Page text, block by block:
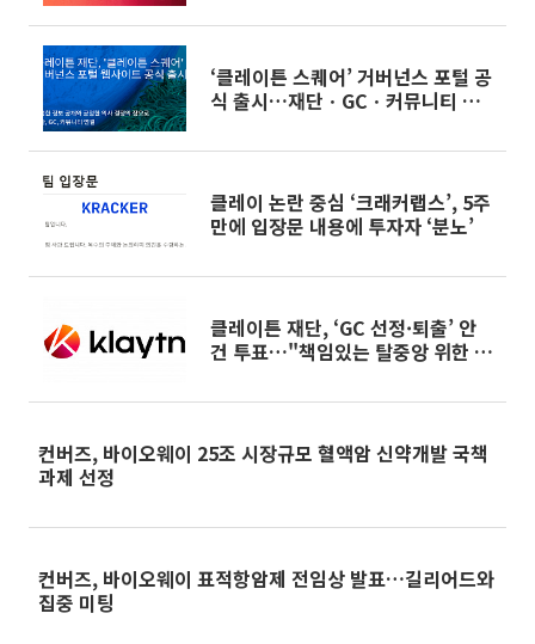
‘클레이튼 스퀘어’ 거버넌스 포털 공
식 출시…재단ㆍGCㆍ커뮤니티 연
클레이 논란 중심 ‘크래커랩스’, 5주
만에 입장문 내용에 투자자 ‘분노’
클레이튼 재단, ‘GC 선정·퇴출’ 안
건 투표…"책임있는 탈중앙 위한 시
컨버즈, 바이오웨이 25조 시장규모 혈액암 신약개발 국책
과제 선정
컨버즈, 바이오웨이 표적항암제 전임상 발표…길리어드와
집중 미팅